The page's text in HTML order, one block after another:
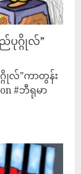
ပုဂ္ဂိုလ်”
ဂိုလ်”ကာတွန်း
#ဘီရုမာ